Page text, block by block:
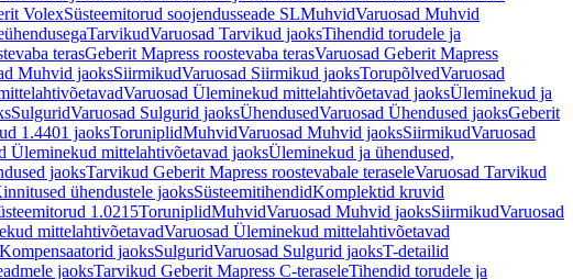
VolexSüsteemitorud soojendusseade SLMuhvidVaruosad Muhvid
TarvikudVaruosad Tarvikud jaoksTihendid torudele ja
terasGeberit Mapress roostevaba terasVaruosad Geberit Mapress
Muhvid jaoksSiirmikudVaruosad Siirmikud jaoksTorupõlvedVaruosad
Varuosad Üleminekud mittelahtivõetavad jaoksÜleminekud ja
SulguridVaruosad Sulgurid jaoksÜhendusedVaruosad Ühendused jaoksGeberit
1.4401 jaoksToruniplidMuhvidVaruosad Muhvid jaoksSiirmikudVaruosad
Üleminekud mittelahtivõetavad jaoksÜleminekud ja ühendused,
jaoksTarvikud Geberit Mapress roostevabale teraseleVaruosad Tarvikud
ühendustele jaoksSüsteemitihendidKomplektid kruvid
1.0215ToruniplidMuhvidVaruosad Muhvid jaoksSiirmikudVaruosad
mittelahtivõetavadVaruosad Üleminekud mittelahtivõetavad
jaoksSulguridVaruosad Sulgurid jaoksT-detailid
jaoksTarvikud Geberit Mapress C-teraseleTihendid torudele ja